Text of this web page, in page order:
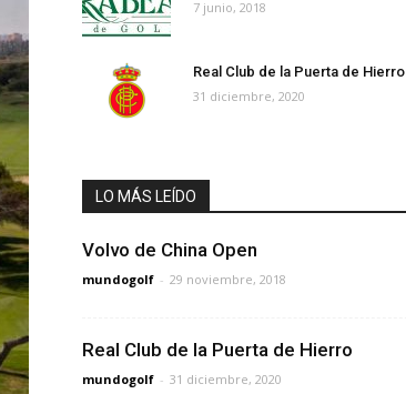
7 junio, 2018
Real Club de la Puerta de Hierro
31 diciembre, 2020
LO MÁS LEÍDO
Volvo de China Open
mundogolf - 29 noviembre, 2018
Real Club de la Puerta de Hierro
mundogolf - 31 diciembre, 2020